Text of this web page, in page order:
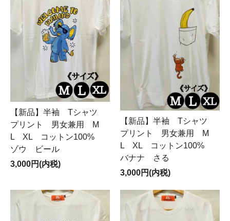
【新品】半袖 Tシャツ
プリント 男女兼用 M
L XL コットン100%
ゾウ ビール
3,000円(内税)
【新品】半袖 Tシャツ
プリント 男女兼用 M
L XL コットン100%
バナナ さる
3,000円(内税)